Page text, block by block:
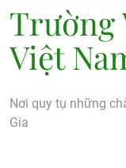
Trường
Việt
Nơi quy tụ những
Gia